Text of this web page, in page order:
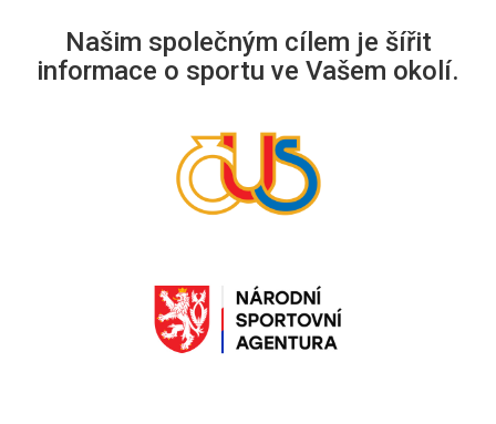
Našim společným cílem je šířit
informace o sportu ve Vašem okolí.